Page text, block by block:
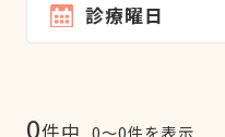
診療曜日
0 0〜0件を表示